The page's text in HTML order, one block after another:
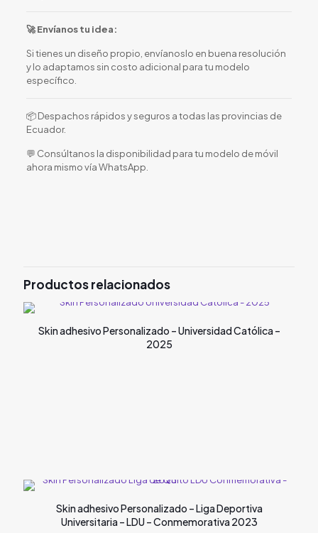
🚀 Envíanos tu idea:
Si tienes un diseño propio, envíanoslo en buena resolución
y lo adaptamos sin costo adicional para tu modelo
específico.
📦 Despachos rápidos y seguros a todas las provincias de
Ecuador.
💬 Consúltanos la disponibilidad para tu modelo de móvil
ahora mismo vía WhatsApp.
Productos relacionados
Skin adhesivo Personalizado – Universidad Católica –
2025
Skin adhesivo Personalizado – Liga Deportiva
Universitaria – LDU – Conmemorativa 2023